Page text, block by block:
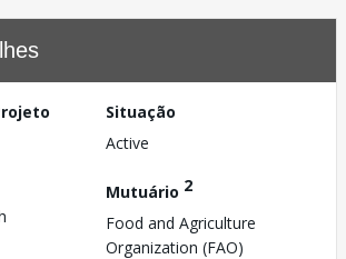
Situação
Active
Mutuário 2
Food and Agriculture
Organization (FAO)